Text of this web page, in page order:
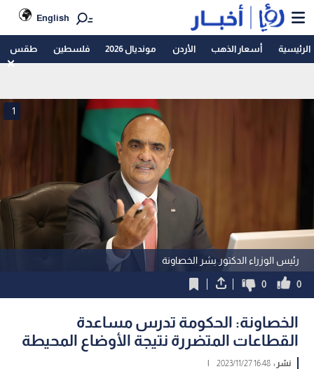
English
الرئيسية أسعار الذهب الأردن مونديال 2026 فلسطين طقس
رئيس الوزراء الدكتور بشر الخصاونة
1
0
0
الخصاونة: الحكومة تدرس مساعدة
القطاعات المتضررة نتيجة الأوضاع المحيطة
نشر :16:48 2023/11/27
|